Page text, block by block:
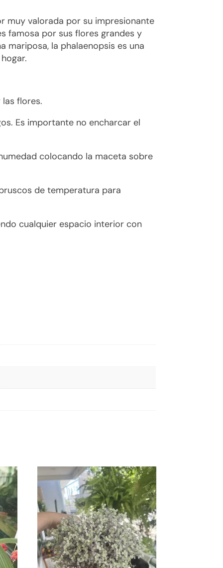
muy valorada por su impresionante
famosa por sus flores grandes y
mariposa, la phalaenopsis es una
flores.
Es importante no encharcar el
colocando la maceta sobre
de temperatura para
cualquier espacio interior con